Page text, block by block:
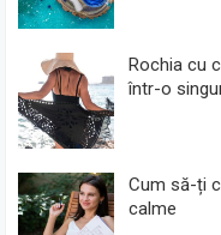
Rochia cu
într-o
Cum să-ți
calme